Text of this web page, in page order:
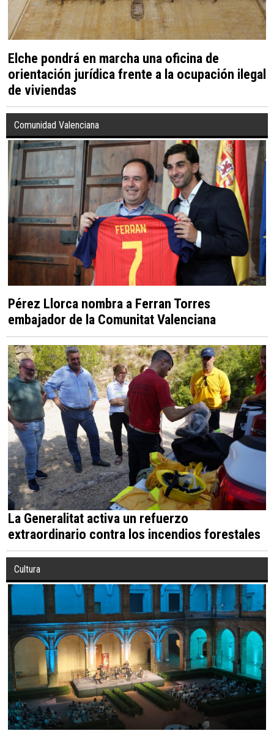
Elche pondrá en marcha una oficina de
orientación jurídica frente a la ocupación ilegal
de viviendas
Comunidad Valenciana
Pérez Llorca nombra a Ferran Torres
embajador de la Comunitat Valenciana
La Generalitat activa un refuerzo
extraordinario contra los incendios forestales
Cultura